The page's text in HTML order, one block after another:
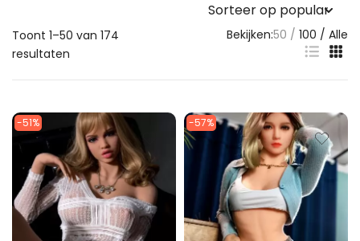
Toont 1–50 van 174
resultaten
Bekijken:50 100 Alle
-51% -57%